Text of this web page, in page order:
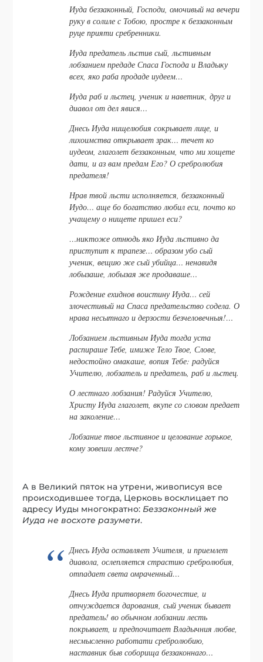
Иуда беззаконный, Господи, омочивый на вечери
руку в солиле с Тобою, простре к беззаконным
руце прияти сребренники.
Иуда предатель льстив сый, льстивным
лобзанием предаде Спаса Господа и Владыку
всех, яко раба продаде иудеем…
Иуда раб и льстец, ученик и наветник, друг и
диавол от дел явися…
Днесь Иуда нищелюбия сокрывает лице, и
лихоимства открывает зрак… течет ко
иудеом, глаголет беззаконным, что ми хощете
дати, и аз вам предам Его? О сребролюбия
предателя!
Нрав твой льсти исполняется, беззаконный
Иудо… аще бо богатство любил еси, почто ко
учащему о нищете пришел еси?
…никтоже отнюдь яко Иуда льстивно да
приступит к трапезе… образом убо сый
ученик, вещию же сый убийца… ненавидя
лобызаше, лобызая же продаваше…
Рождение ехиднов воистину Иуда… сей
злочестивый на Спаса предательство содела. О
нрава несытнаго и дерзости безчеловечныя!…
Лобзанием льстивным Иуда тогда уста
распираше Тебе, имиже Тело Твое, Слове,
недостойно омакаше, вопия Тебе: радуйся
Учителю, лобзатель и предатель, раб и льстец.
О лестнаго лобзания! Радуйся Учителю,
Христу Иуда глаголет, вкупе со словом предает
на заколение…
Лобзание твое льстивное и целование горькое,
кому зовеши лестче?
А в Великий пяток на утрени, живописуя все
происходившее тогда, Церковь восклицает по
адресу Иуды многократно: Беззаконный же
Иуда не восхоте разумети.
Днесь Иуда оставляет Учителя, и приемлет
диавола, ослепляется страстию сребролюбия,
отпадает света омраченный…
Днесь Иуда притворяет богочестие, и
отчуждается дарования, сый ученик бывает
предатель! во обычном лобзании лесть
покрывает, и предпочитает Владычния любве,
несмысленно работати сребролюбию,
наставник быв соборища беззаконнаго…